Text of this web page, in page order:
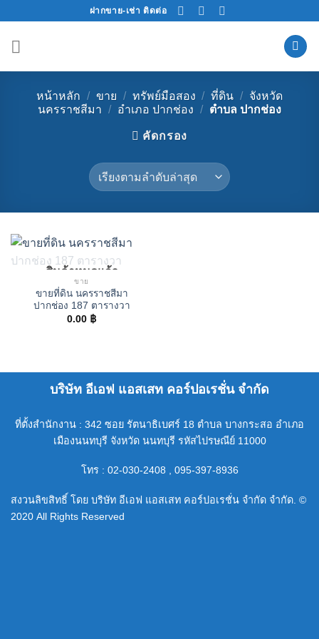
content
ฝากขาย-เช่า ติดต่อ
หน้าหลัก / ขาย / ทรัพย์มือสอง / ที่ดิน / จังหวัด
นครราชสีมา
/ อำเภอ ปากช่อง / ตำบล ปากช่อง
คัดกรอง
สินค้าหมดแล้ว
ขาย
ขายที่ดิน นครราชสีมา
ปากช่อง 187 ตารางวา
0.00 ฿
บริษัท อีเอฟ แอสเสท คอร์ปอเรชั่น จำกัด
ที่ตั้งสำนักงาน : 342 ซอย รัตนาธิเบศร์ 18 ตำบล บางกระสอ อำเภอ
เมืองนนทบุรี จังหวัด นนทบุรี รหัสไปรษณีย์ 11000
โทร : 02-030-2408 , 095-397-8936
สงวนลิขสิทธิ์ โดย บริษัท อีเอฟ แอสเสท คอร์ปอเรชั่น จำกัด จำกัด. ©
2020 All Rights Reserved